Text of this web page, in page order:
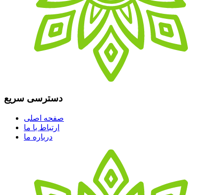
دسترسی سریع
صفحه اصلی
ارتباط با ما
درباره ما